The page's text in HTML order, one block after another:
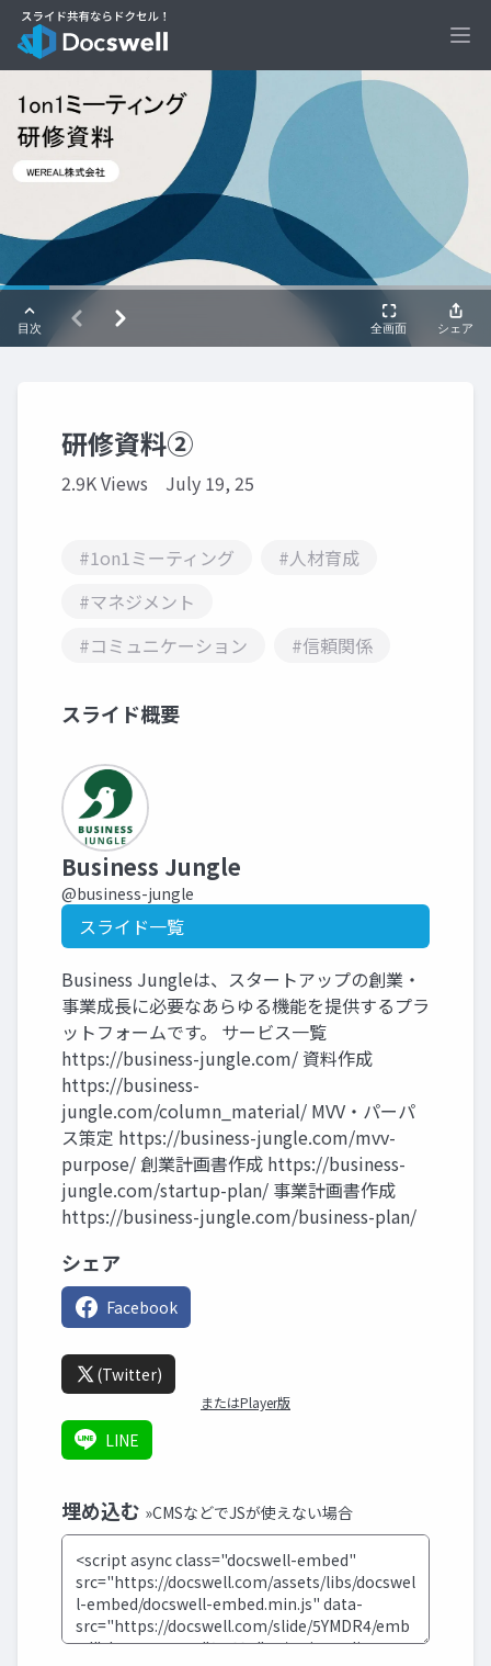
研修資料②
2.9K Views July 19, 25
#1on1ミーティング
#人材育成
#マネジメント
#コミュニケーション
#信頼関係
スライド概要
Business Jungle
@business-jungle
スライド一覧
Business Jungleは、スタートアップの創業・
事業成長に必要なあらゆる機能を提供するプラ
ットフォームです。 サービス一覧
https://business-jungle.com/ 資料作成
https://business-
jungle.com/column_material/ MVV・パーパ
ス策定 https://business-jungle.com/mvv-
purpose/ 創業計画書作成 https://business-
jungle.com/startup-plan/ 事業計画書作成
https://business-jungle.com/business-plan/
シェア
Facebook
(Twitter)
またはPlayer版
LINE
埋め込む »CMSなどでJSが使えない場合